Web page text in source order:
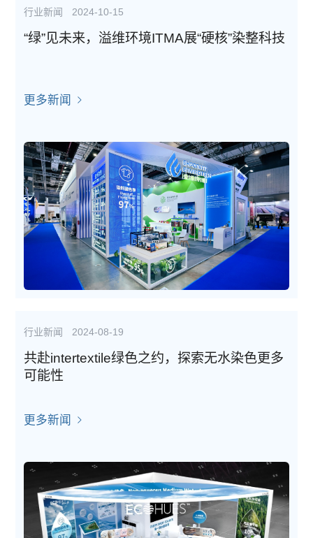
行业新闻 2024-10-15
“绿”见未来，溢维环境ITMA展“硬核”染整科技
更多新闻
行业新闻 2024-08-19
共赴intertextile绿色之约，探索无水染色更多
可能性
更多新闻